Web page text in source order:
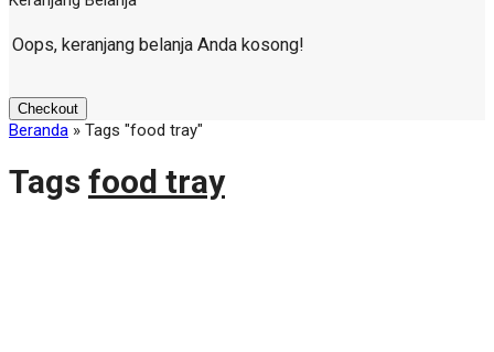
Oops, keranjang belanja Anda kosong!
Checkout
Beranda » Tags "food tray"
Tags food tray